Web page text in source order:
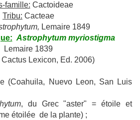
famille: Cactoideae
Tribu: Cacteae
Lemaire 1849
Astrophytum myriostigma
Lemaire 1839
Lexicon, Ed. 2006)
(Coahuila, Nuevo Leon, San Luis
, du Grec "aster" = étoile et
étoilée de la plante) ;